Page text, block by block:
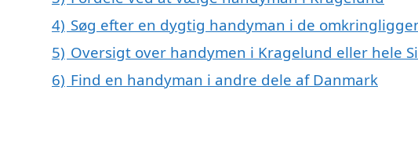
4) Søg efter en dygtig handyman i de
5) Oversigt over handymen i Kragelund eller hele
6) Find en handyman i andre dele af Danmark